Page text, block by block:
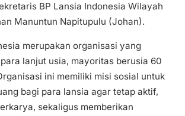
BP Lansia Indonesia Wilayah
Manuntun Napitupulu (Johan).
merupakan organisasi yang
lanjut usia, mayoritas berusia 60
ini memiliki misi sosial untuk
bagi para lansia agar tetap aktif,
sekaligus memberikan